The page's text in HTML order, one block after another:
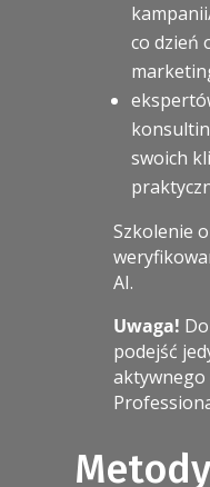
co dzień
swoich
Szkolenie
AI.
Uwaga!
podejść
aktywnego